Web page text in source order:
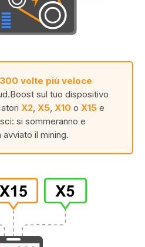
300 volte più veloce
sul tuo dispositivo
X2 X5 X10 o X15 e
si sommeranno e
il mining.